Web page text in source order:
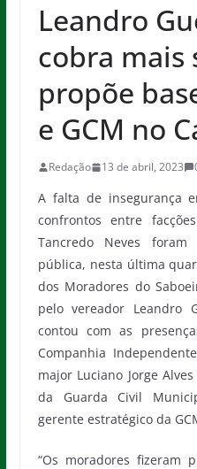
Leandro
cobra mais
propõe
e GCM no
Redação 13 de abril, 2023
A falta de insegurança
confrontos entre
Tancredo Neves
pública, nesta última
dos Moradores do
pelo vereador Leandro
contou com as
Companhia
major Luciano Jorge
da Guarda Civil
gerente estratégico da
“Os moradores fizeram